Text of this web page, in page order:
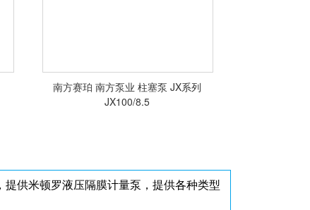
<查看详情>
南方赛珀 南方泵业 柱塞泵 JX系列
JX100/8.5
供米顿罗液压隔膜计量泵，提供各种类型